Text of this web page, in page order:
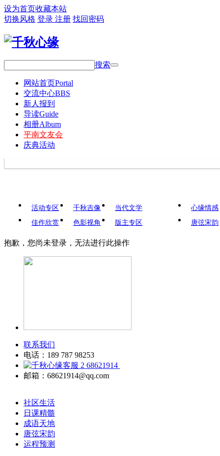
设为首页收藏本站
切换风格 登录 注册 找回密码
搜索
网站首页Portal
交流中心BBS
新人报到
导读Guide
相册Album
平南文友会
庆典活动
活动专区 千秋吉像
当代文学
佳作欣赏
色影视角 版主专区
心缘情感
唐弦宋韵
抱歉，您尚未登录，无法进行此操作
联系我们
电话：189 787 98253
68621914
邮箱：68621914@qq.com
社区生活
日课精髓
成语天地
唐弦宋韵
运程预测